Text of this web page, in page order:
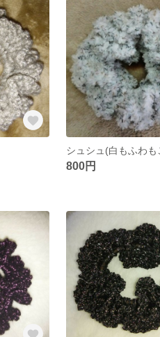
シュシュ(白もふわも
800円